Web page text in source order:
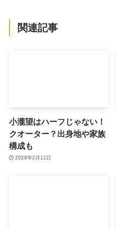
関連記事
小瀧望はハーフじゃない！
クオーター？出身地や家族
構成も
2026年2月11日